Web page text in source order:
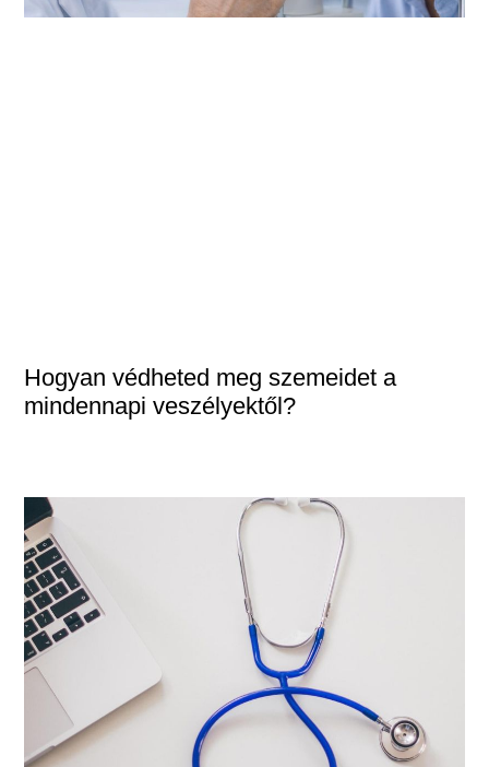
Hogyan védheted meg szemeidet a
mindennapi veszélyektől?